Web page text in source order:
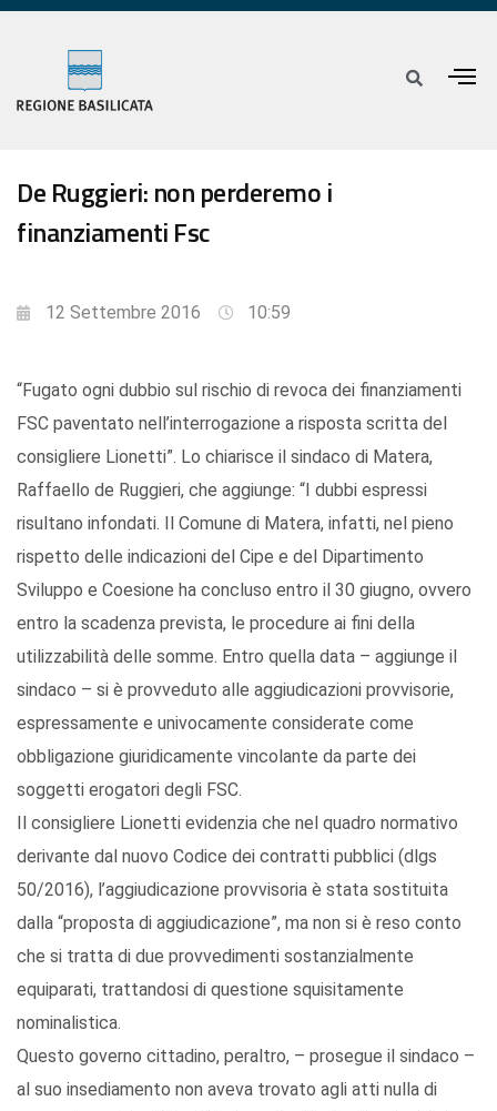
De Ruggieri: non perderemo i
finanziamenti Fsc
12 Settembre 2016 10:59
“Fugato ogni dubbio sul rischio di revoca dei finanziamenti
FSC paventato nell’interrogazione a risposta scritta del
consigliere Lionetti”. Lo chiarisce il sindaco di Matera,
Raffaello de Ruggieri, che aggiunge: “I dubbi espressi
risultano infondati. Il Comune di Matera, infatti, nel pieno
rispetto delle indicazioni del Cipe e del Dipartimento
Sviluppo e Coesione ha concluso entro il 30 giugno, ovvero
entro la scadenza prevista, le procedure ai fini della
utilizzabilità delle somme. Entro quella data – aggiunge il
sindaco – si è provveduto alle aggiudicazioni provvisorie,
espressamente e univocamente considerate come
obbligazione giuridicamente vincolante da parte dei
soggetti erogatori degli FSC.
Il consigliere Lionetti evidenzia che nel quadro normativo
derivante dal nuovo Codice dei contratti pubblici (dlgs
50/2016), l’aggiudicazione provvisoria è stata sostituita
dalla “proposta di aggiudicazione”, ma non si è reso conto
che si tratta di due provvedimenti sostanzialmente
equiparati, trattandosi di questione squisitamente
nominalistica.
Questo governo cittadino, peraltro, – prosegue il sindaco –
al suo insediamento non aveva trovato agli atti nulla di